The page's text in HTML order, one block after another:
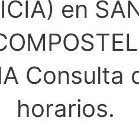
en
Consulta
horarios.